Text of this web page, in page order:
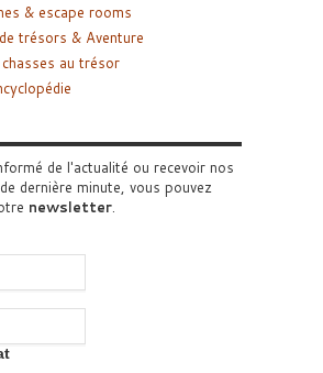
& escape rooms
trésors & Aventure
au trésor
de l'actualité ou recevoir nos
dernière minute, vous pouvez
newsletter